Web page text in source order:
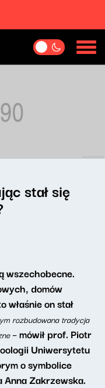
stał się
wszechobecne.
domów
właśnie on stał
rozbudowana tradycja
– mówił prof. Piotr
Uniwersytetu
o symbolice
Anna Zakrzewska.